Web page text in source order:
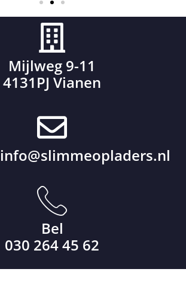
Mijlweg 9-11
4131PJ Vianen
info@slimmeopladers.nl
Bel
030 264 45 62